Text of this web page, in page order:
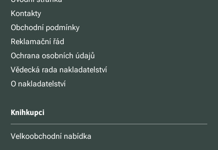
Kontakty
Obchodní podmínky
Reklamační řád
Ochrana osobních údajů
Vědecká rada nakladatelství
O nakladatelství
Knihkupci
Velkoobchodní nabídka